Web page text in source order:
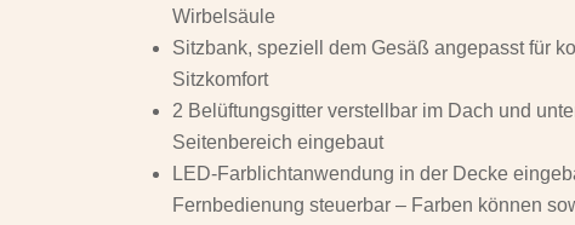
Wirbelsäule
Sitzbank, speziell dem Gesäß angepasst für
Sitzkomfort
2 Belüftungsgitter verstellbar im Dach und
Seitenbereich eingebaut
LED-Farblichtanwendung in der Decke
Fernbedienung steuerbar – Farben können